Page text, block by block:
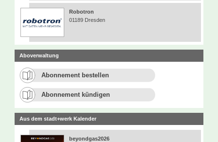
Robotron
01189 Dresden
Aboverwaltung
Abonnement bestellen
Abonnement kündigen
Aus dem stadt+werk Kalender
beyondgas2026